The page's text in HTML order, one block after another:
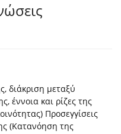
διάκριση μεταξύ
έννοια και ρίζες της
Προσεγγίσεις
(Κατανόηση της